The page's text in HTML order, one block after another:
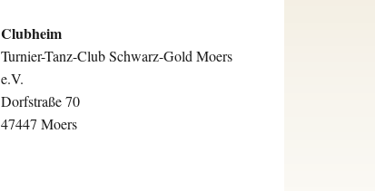
Clubheim
Turnier-Tanz-Club Schwarz-Gold Moers
e.V.
Dorfstraße 70
47447 Moers